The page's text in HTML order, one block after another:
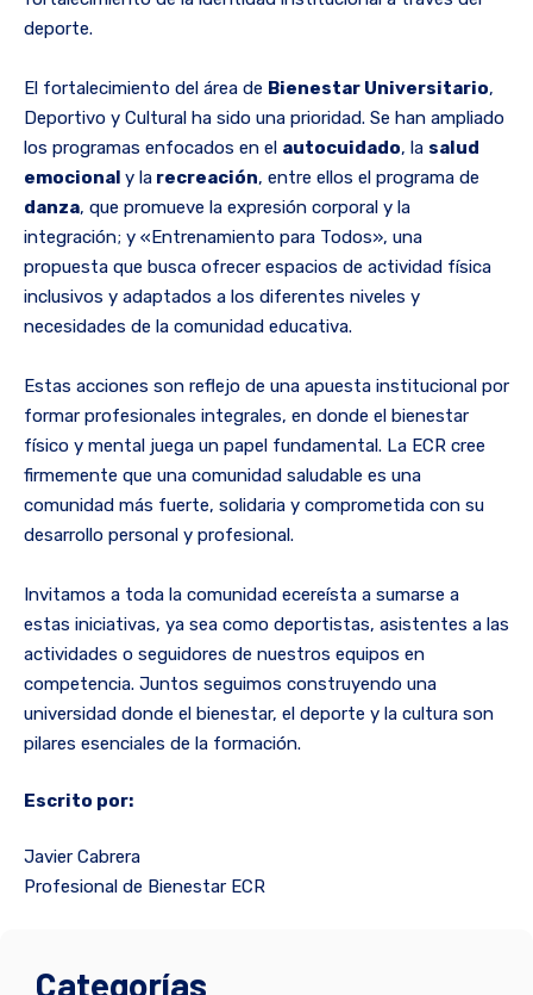
deporte.
El fortalecimiento del área de Bienestar Universitario,
Deportivo y Cultural ha sido una prioridad. Se han ampliado
los programas enfocados en el autocuidado, la salud
emocional y la recreación, entre ellos el programa de
danza, que promueve la expresión corporal y la
integración; y «Entrenamiento para Todos», una
propuesta que busca ofrecer espacios de actividad física
inclusivos y adaptados a los diferentes niveles y
necesidades de la comunidad educativa.
Estas acciones son reflejo de una apuesta institucional por
formar profesionales integrales, en donde el bienestar
físico y mental juega un papel fundamental. La ECR cree
firmemente que una comunidad saludable es una
comunidad más fuerte, solidaria y comprometida con su
desarrollo personal y profesional.
Invitamos a toda la comunidad ecereísta a sumarse a
estas iniciativas, ya sea como deportistas, asistentes a las
actividades o seguidores de nuestros equipos en
competencia. Juntos seguimos construyendo una
universidad donde el bienestar, el deporte y la cultura son
pilares esenciales de la formación.
Escrito por:
Javier Cabrera
Profesional de Bienestar ECR
Categorías